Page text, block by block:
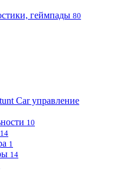
геймпады 80
Car управление
10
14
1
14